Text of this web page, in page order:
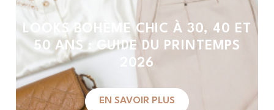
LOOKS BOHÈME CHIC À 30, 40 ET
50 ANS : GUIDE DU PRINTEMPS
2026
EN SAVOIR PLUS